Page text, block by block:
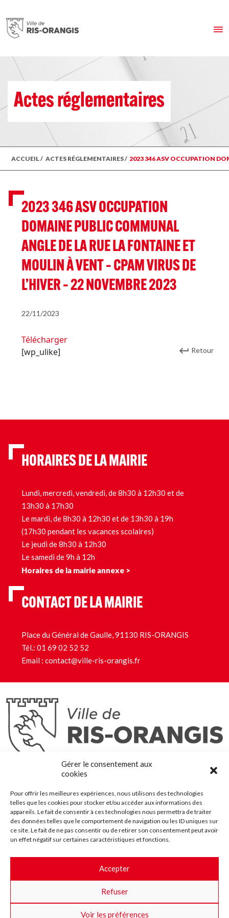
Gérer le consentement aux
cookies
Pour offrir les meilleures expériences, nous utilisons des technologies
telles que les cookies pour stocker et/ou accéder aux informations des
appareils. Le fait de consentir à ces technologies nous permettra de traiter
des données telles que le comportement de navigation ou les ID uniques sur
ce site. Le fait de ne pas consentir ou de retirer son consentement peut avoir
un effet négatif sur certaines caractéristiques et fonctions.
Accepter
Refuser
Voir les préférences
Actes réglementaires
ACCUEIL/ ACTES RÉGLEMENTAIRES/ 2023 346 ASV OCCUPATION
2023 346 ASV OCCUPATION
DOMAINE PUBLIC COMMUNAL
ANGLE DE LA RUE LA FONTAINE ET
MOULIN À VENT – CPAM VIRUS DE
L’HIVER – 22 NOVEMBRE 2023
22/11/2023
Télécharger
[wp_ulike]
Retour
HORAIRES DE LA MAIRIE
Lundi, mercredi, vendredi, de 8h30 à 12h30 et de
13h30 à 17h30
Le mardi, de 8h30 à 12h30 et de 13h30 à 19h
(17h30 pendant les vacances scolaires)
Le jeudi de 8h30 à 12h30
Le samedi de 9h à 12h
Horaires de la mairie annexe >
CONTACT DE LA MAIRIE
Place du Général de Gaulle, 91130 RIS-ORANGIS
Tél.: 01 69 02 52 52
Email : contact@ville-ris-orangis.fr
Ris-Orangis
@2022 — Tous droits réservés
Plan du site
Contact
Accessibilité
Crédits
Les marchés publics
Suggestions & Améliorations
Facebook
InstaTwitterYoutube